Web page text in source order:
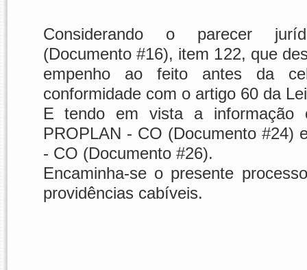
Considerando o parecer
(Documento #16), item 122, que
empenho ao feito antes da
conformidade com o artigo 60 da
E tendo em vista a informação
PROPLAN - CO (Documento #24)
- CO (Documento #26).
Encaminha-se o presente
providências cabíveis.